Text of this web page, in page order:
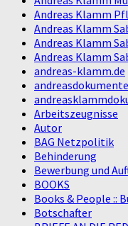
Andreas Klamm
Andreas Klamm
Andreas Klamm
Andreas Klamm
andreas-klamm.de
andreasdokumente
Arbeitszeugnisse
Autor
BAG Netzpolitik
Behinderung
Bewerbung und
BOOKS
Books & People ::
Botschafter